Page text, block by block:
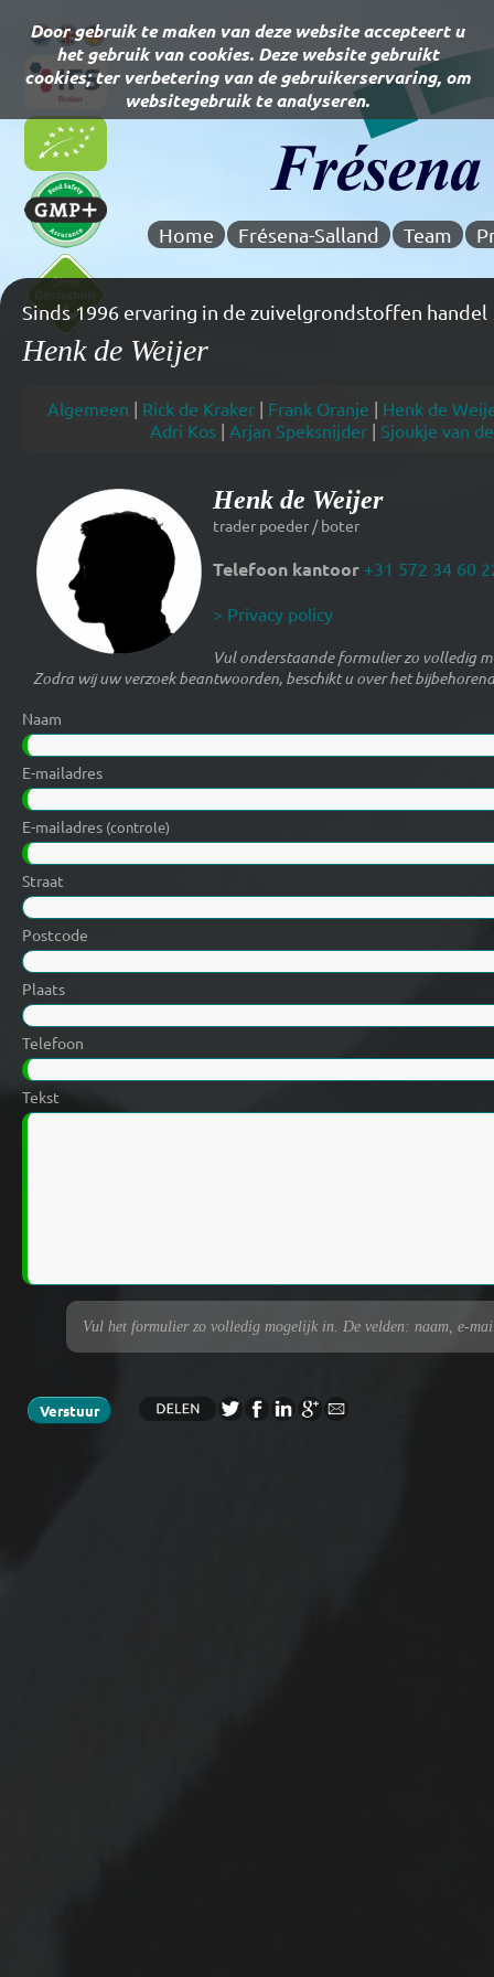
Home Frésena-Salland Team
Henk de Weijer
Sinds 1996 ervaring in de zuivelgrondstoffen handel
Algemeen | Rick de Kraker | Frank Oranje | Henk de
Adri Kos | Arjan Speksnijder | Sjoukje van
Henk de Weijer
trader poeder / boter
Telefoon kantoor +31 572 34 60
> Privacy policy
Vul onderstaande formulier zo volledig
Zodra wij uw verzoek beantwoorden, beschikt u over het
Naam
E-mailadres
E-mailadres (controle)
Straat
Postcode
Plaats
Telefoon
Tekst
Vul het formulier zo volledig mogelijk in. De velden: naam, e-